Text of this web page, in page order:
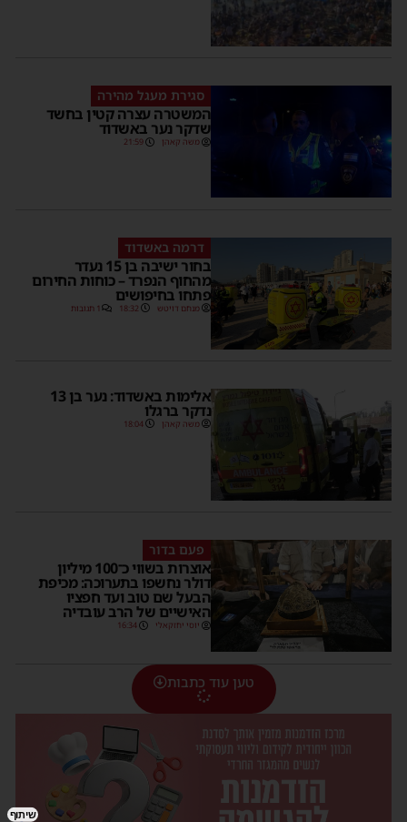
סגירת מעגל מהירה
המשטרה עצרה קטין בחשד
שדקר נער באשדוד
משה קאהן 21:59
דרמה באשדוד
בחור ישיבה בן 15 נעדר
מהחוף הנפרד – כוחות החירום
פתחו בחיפושים
מנחם דויטש 18:32 1 תגובות
אלימות באשדוד: נער בן 13
נדקר ברגלו
משה קאהן 18:04
פעם בדור
אוצרות בשווי כ־100 מיליון
דולר נחשפו בתערוכה: מכיפת
הבעל שם טוב ועד חפציו
האישיים של הרב עובדיה
יוסי יחזקאלי 16:34
טען עוד כתבות
שיתוף